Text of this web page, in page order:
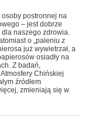
postronnej na
– jest dobrze
naszego zdrowia.
o „paleniu z
już wywietrzał, a
osiadły na
Z badań,
Chińskiej
źródłem
zmieniają się w